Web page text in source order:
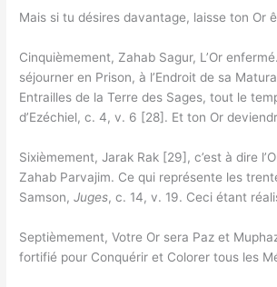
Mais si tu désires davantage, laisse ton Or
Cinquièmement, Zahab Sagur, L’Or
séjourner en Prison, à l’Endroit de sa
Entrailles de la Terre des Sages, tout le
d’Ezéchiel, c. 4, v. 6 [28]. Et ton Or
Sixièmement, Jarak Rak [29], c’est à dire
Zahab Parvajim. Ce qui représente les
Samson,Juges, c. 14, v. 19. Ceci étant
Septièmement, Votre Or sera Paz et
fortifié pour Conquérir et Colorer tous les